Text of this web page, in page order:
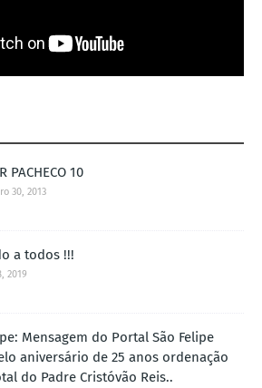
PACHECO 10
30, 2013
a todos !!!
2019
Mensagem do Portal São Felipe
aniversário de 25 anos ordenação
do Padre Cristóvão Reis..